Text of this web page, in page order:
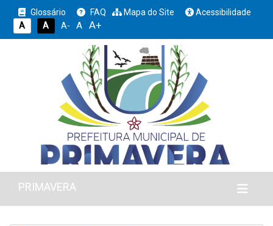
Glossário FAQ Mapa do Site
Acessibilidade
A
A A- A A+
PRIMAVERA